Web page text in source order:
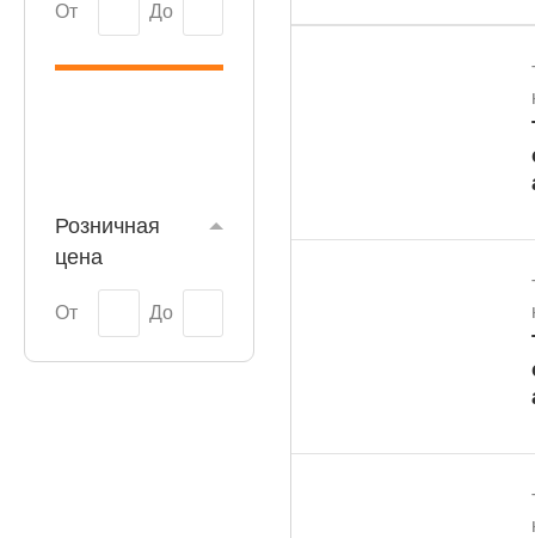
От До
Розничная
цена
От До